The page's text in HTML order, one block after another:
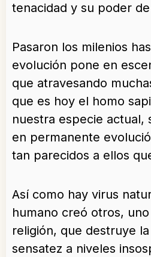
tenacidad y su poder
Pasaron los milenios
evolución pone en
que atravesando
que es hoy el homo
nuestra especie actual,
en permanente
tan parecidos a ellos
Así como hay virus
humano creó otros,
religión, que destruye
sensatez a niveles